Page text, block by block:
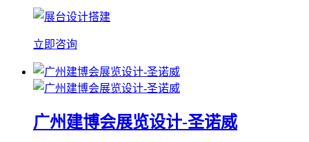
立即咨询
广州建博会展览设计-圣诺威